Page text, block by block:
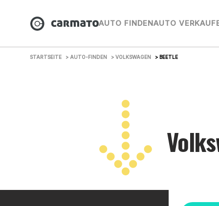
AUTO FINDENAUTO
STARTSEITE > AUTO-FINDEN > VOLKSWAGEN > BEETLE